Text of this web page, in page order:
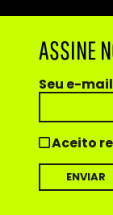
ASSINE
Seu e-mail
Aceito